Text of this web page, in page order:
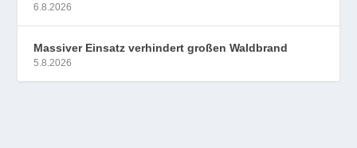
6.8.2026
Massiver Einsatz verhindert großen Waldbrand
5.8.2026